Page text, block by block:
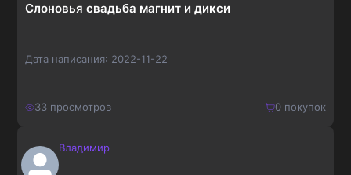
Слоновья свадьба магнит и дикси
Дата написания: 2022-11-22
33 просмотров 0покупок
150₽Владимир